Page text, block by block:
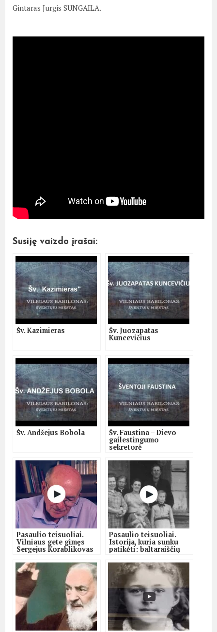
Gintaras Jurgis SUNGAILA.
Susiję vaizdo įrašai:
Šv. Kazimieras Šv. Juozapatas
Kuncevičius
Šv. Andžejus Bobola Šv. Faustina – Dievo
gailestingumo
sekretorė
Pasaulio teisuoliai.
Vilniaus gete gimęs
Sergejus Korablikovas
gyvybes už jo gyvenimą
paaukojusiems liks
skolingas visada
Pasaulio teisuoliai.
Istorija, kuria sunku
patikėti: baltaraiščių
ir lietuvių gelbėtojų
dukrelė